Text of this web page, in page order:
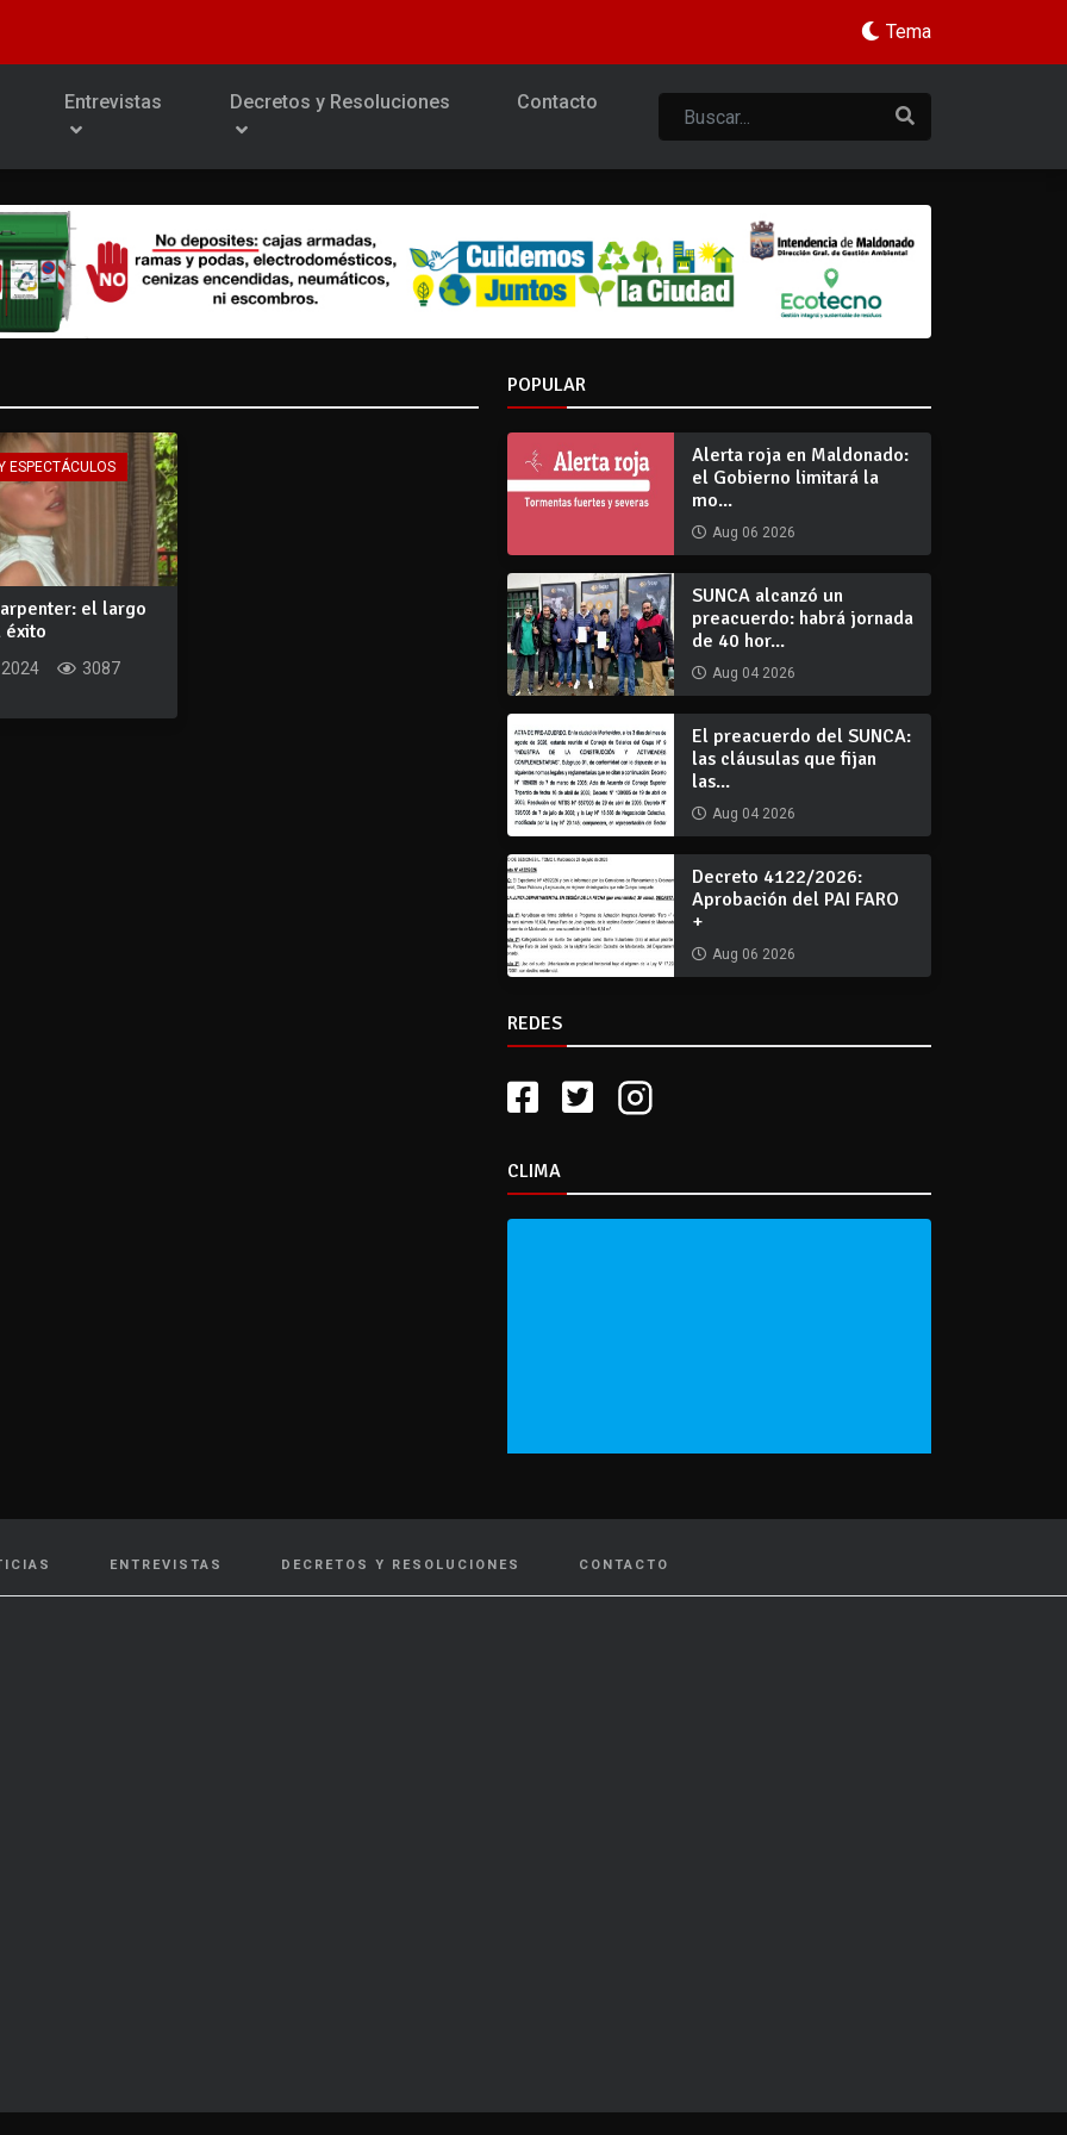
Tema
Entrevistas Decretos y Resoluciones Contacto
ESPECTÁCULOS
el largo
éxito
3087
POPULAR
Alerta roja en Maldonado:
el Gobierno limitará la
mo...
Aug 06 2026
SUNCA alcanzó un
preacuerdo: habrá jornada
de 40 hor...
Aug 04 2026
El preacuerdo del SUNCA:
las cláusulas que fijan
las...
Aug 04 2026
Decreto 4122/2026:
Aprobación del PAI FARO
+
Aug 06 2026
REDES
CLIMA
ENTREVISTAS DECRETOS Y RESOLUCIONES CONTACTO